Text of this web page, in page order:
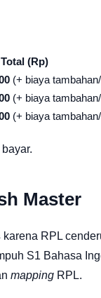
(Rp)
(+ biaya
(+ biaya
(+ biaya
Master
karena RPL
S1 Bahasa
mapping RPL.